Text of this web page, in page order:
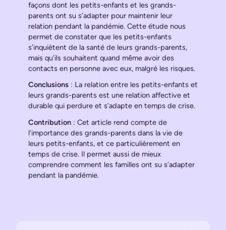
façons dont les petits-enfants et les grands-
parents ont su s’adapter pour maintenir leur
relation pendant la pandémie. Cette étude nous
permet de constater que les petits-enfants
s’inquiètent de la santé de leurs grands-parents,
mais qu’ils souhaitent quand même avoir des
contacts en personne avec eux, malgré les risques.
Conclusions : La relation entre les petits-enfants et
leurs grands-parents est une relation affective et
durable qui perdure et s’adapte en temps de crise.
Contribution : Cet article rend compte de
l’importance des grands-parents dans la vie de
leurs petits-enfants, et ce particulièrement en
temps de crise. Il permet aussi de mieux
comprendre comment les familles ont su s’adapter
pendant la pandémie.